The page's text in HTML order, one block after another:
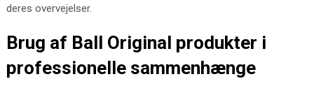
deres overvejelser.
Brug af Ball Original produkter i
professionelle sammenhænge